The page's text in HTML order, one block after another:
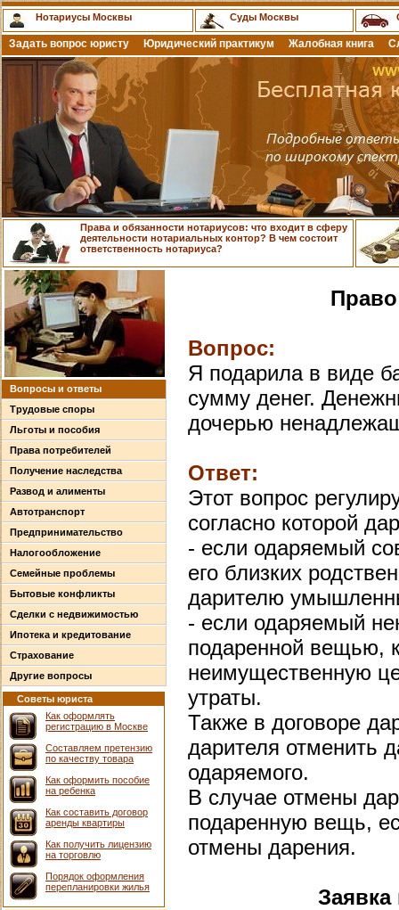
Нотариусы Москвы Суды Москвы
Задать вопрос юристу Юридический практикум Жалобная книга
Права и обязанности нотариусов: что входит в сферу
деятельности нотариальных контор? В чем состоит
ответственность нотариуса?
Вопросы и ответы
Трудовые споры
Льготы и пособия
Права потребителей
Получение наследства
Развод и алименты
Автотранспорт
Предпринимательство
Налогообложение
Семейные проблемы
Бытовые конфликты
Сделки с недвижимостью
Ипотека и кредитование
Страхование
Другие вопросы
Советы юриста
Как оформлять
регистрацию в Москве
Составляем претензию
по качеству товара
Как оформить пособие
на ребенка
Как составить договор
аренды квартиры
Как получить лицензию
на торговлю
Порядок оформления
перепланировки жилья
Вопрос:
Я подарила в виде
сумму денег.
дочерью
Ответ:
Этот вопрос
согласно которой
- если одаряемый
его близких
дарителю
- если одаряемый
подаренной вещью,
неимущественную
утраты.
Также в договоре
дарителя отменить
одаряемого.
В случае отмены
подаренную вещь,
отмены дарения.